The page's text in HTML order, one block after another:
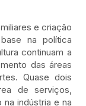
e criação
na política
continuam a
das áreas
Quase dois
de serviços,
indústria e na